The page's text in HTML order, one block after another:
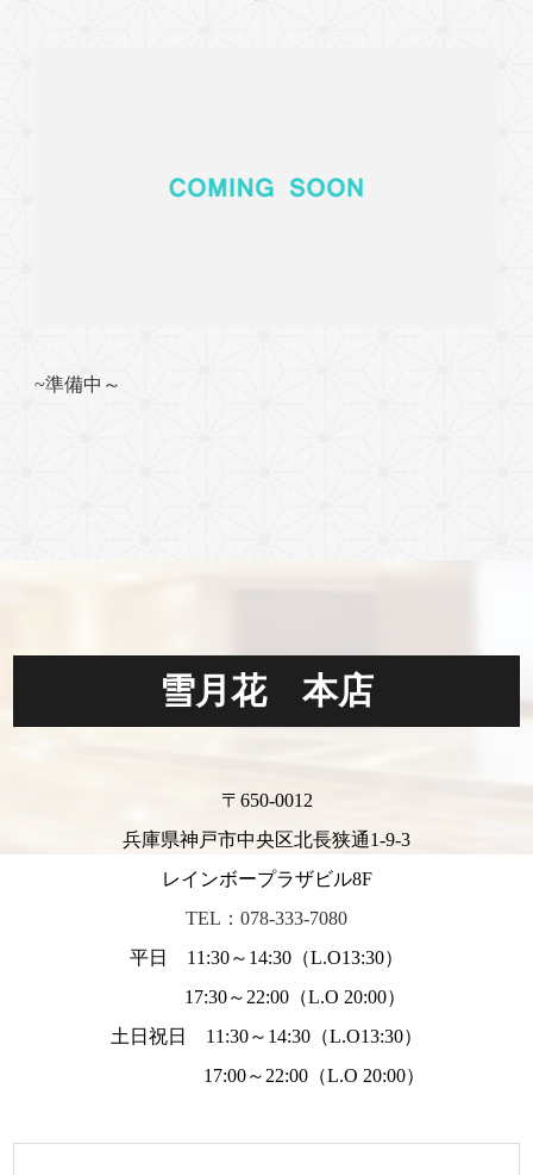
~準備中～
雪月花 本店
〒650-0012
兵庫県神戸市中央区北長狭通1-9-3
レインボープラザビル8F
TEL：078-333-7080
平日 11:30～14:30（L.O13:30）
17:30～22:00（L.O 20:00）
土日祝日 11:30～14:30（L.O13:30）
17:00～22:00（L.O 20:00）